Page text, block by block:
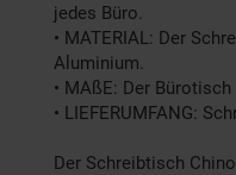
jedes Büro.
• MATERIAL: Der
Aluminium.
• MAßE: Der
• LIEFERUMFANG:
Der Schreibtisch